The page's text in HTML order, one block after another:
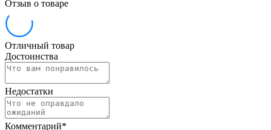
Отзыв о товаре
Отличный товар
Достоинства
Недостатки
Комментарий*